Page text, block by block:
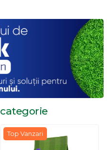
categorie
Top Vanzari